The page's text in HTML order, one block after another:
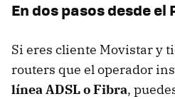
En dos pasos desde
Si eres cliente Movistar y
routers que el operador
línea ADSL o Fibra,